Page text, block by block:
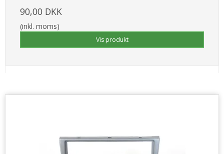
90,00 DKK
(inkl. moms)
Vis produkt